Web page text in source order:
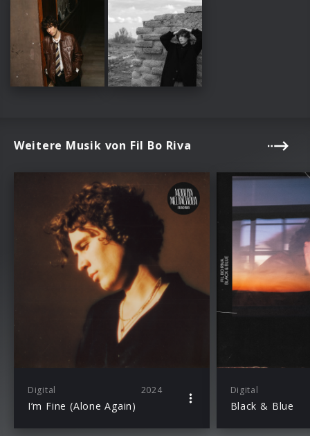
Weitere Musik von Fil Bo Riva
Digital 2024
I’m Fine (Alone Again)
Digital
Black & Blue